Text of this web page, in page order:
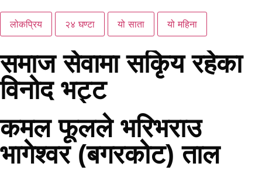
लोकप्रिय २४ घण्टा यो साता यो महिना
समाज सेवामा सकिृय रहेका
विनोद भट्ट
कमल फूलले भरिभराउ
भागेश्वर (बगरकोट) ताल